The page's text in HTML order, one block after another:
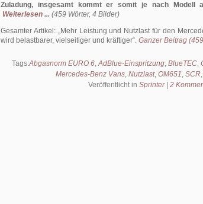
Zuladung, insgesamt kommt er somit je nach
Weiterlesen ... (459 Wörter, 4 Bilder)
Gesamter Artikel: Mehr Leistung und Nutzlast für den
wird belastbarer, vielseitiger und kräftiger . Ganzer Beitrag
Tags:Abgasnorm EURO 6,AdBlue-Einspritzung, BlueTEC,
Mercedes-Benz Vans, Nutzlast, OM651, SCR,
Veröffentlicht in Sprinter| 2